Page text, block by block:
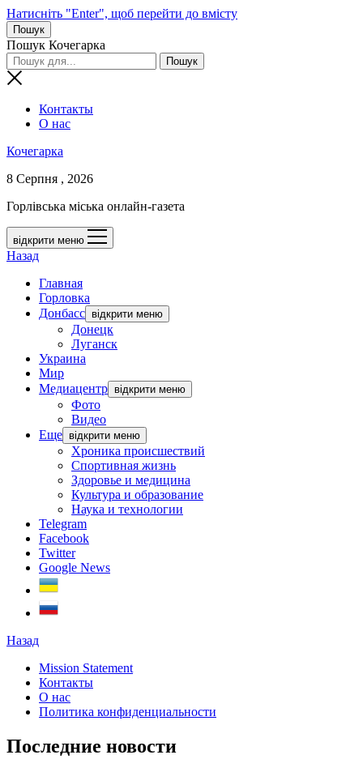
Натисніть "Enter", щоб перейти до вмісту
Пошук
Пошук Кочегарка
Контакты
О нас
Кочегарка
8 Серпня , 2026
Горлівська міська онлайн-газета
відкрити меню
Назад
Главная
Горловка
Донбасс відкрити меню
Донецк
Луганск
Украина
Мир
Медиацентр відкрити меню
Фото
Видео
Еще відкрити меню
Хроника происшествий
Спортивная жизнь
Здоровье и медицина
Культура и образование
Наука и технологии
Telegram
Facebook
Twitter
Google News
Назад
Mission Statement
Контакты
О нас
Политика конфиденциальности
Последние новости